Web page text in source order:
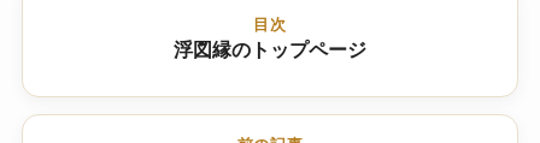
目次
浮図縁のトップページ